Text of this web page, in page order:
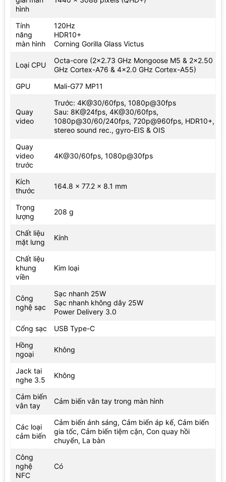
hình
Tính
năng
màn hình
120Hz
HDR10+
Corning Gorilla Glass Victus
Loại CPU
Octa-core (2×2.73 GHz Mongoose M5 & 2×2.50
GHz Cortex-A76 & 4×2.0 GHz Cortex-A55)
GPU
Mali-G77 MP11
Quay
video
Trước: 4K@30/60fps, 1080p@30fps
Sau: 8K@24fps, 4K@30/60fps,
1080p@30/60/240fps, 720p@960fps, HDR10+,
stereo sound rec., gyro-EIS & OIS
Quay
video
trước
4K@30/60fps, 1080p@30fps
Kích
thước
164.8 x 77.2 x 8.1 mm
Trọng
lượng
208 g
Chất liệu
mặt lưng
Kính
Chất liệu
khung
viền
Kim loại
Công
nghệ sạc
Sạc nhanh 25W
Sạc nhanh không dây 25W
Power Delivery 3.0
Cổng sạc
USB Type-C
Hồng
ngoại
Không
Jack tai
nghe 3.5
Không
Cảm biến
vân tay
Cảm biến vân tay trong màn hình
Các loại
cảm biến
Cảm biến ánh sáng, Cảm biến áp kế, Cảm biến
gia tốc, Cảm biến tiệm cận, Con quay hồi
chuyển, La bàn
Công
nghệ
NFC
Có